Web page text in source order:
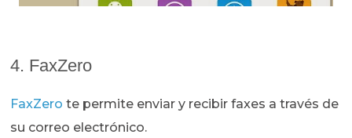
4. FaxZero
FaxZero te permite enviar y recibir faxes a través de
su correo electrónico.